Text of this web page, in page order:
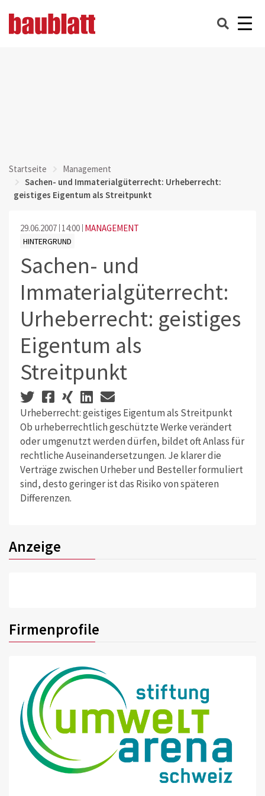
Startseite
Management
Sachen- und Immaterialgüterrecht: Urheberrecht:
geistiges Eigentum als Streitpunkt
29.06.2007 14:00 MANAGEMENT
HINTERGRUND
Sachen- und
Immaterialgüterrecht:
Urheberrecht: geistiges
Eigentum als
Streitpunkt
Urheberrecht: geistiges Eigentum als Streitpunkt
Ob urheberrechtlich geschützte Werke verändert
oder umgenutzt werden dürfen, bildet oft Anlass für
rechtliche Auseinandersetzungen. Je klarer die
Verträge zwischen Urheber und Besteller formuliert
sind, desto geringer ist das Risiko von späteren
Differenzen.
Anzeige
Firmenprofile